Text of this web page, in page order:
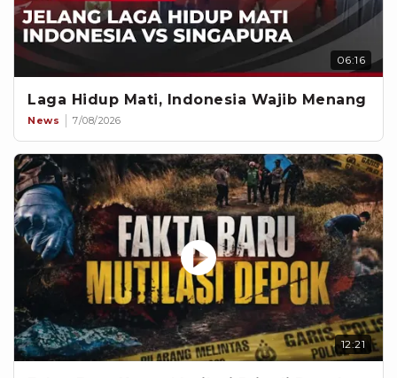
06:16
Laga Hidup Mati, Indonesia Wajib Menang
News 7/08/2026
12:21